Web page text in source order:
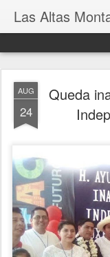
Las Altas
AUG
24
Queda